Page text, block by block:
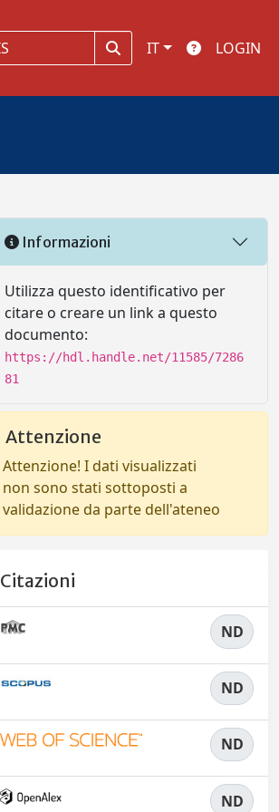
IT LOGIN
Informazioni
Utilizza questo identificativo per
citare o creare un link a questo
documento:
https://hdl.handle.net/11585/7286
81
Attenzione
Attenzione! I dati visualizzati
non sono stati sottoposti a
validazione da parte dell'ateneo
Citazioni
ND
ND
ND
ND